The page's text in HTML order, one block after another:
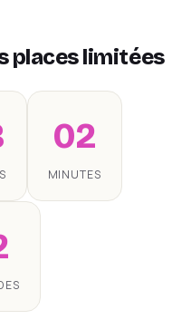
places limitées
02
MINUTES